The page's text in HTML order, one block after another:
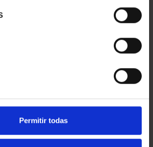
Permitir todas